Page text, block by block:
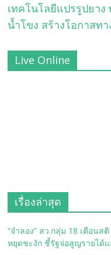
เทคโนโลยีแปรรูปยา
น้ำโขง สร้างโอกาสท
Live Online
เรื่องล่าสุด
“จำลอง” สว.กลุ่ม 18 เตือน
หยุดชะงัก ชี้รัฐจ่อสูญรายได้